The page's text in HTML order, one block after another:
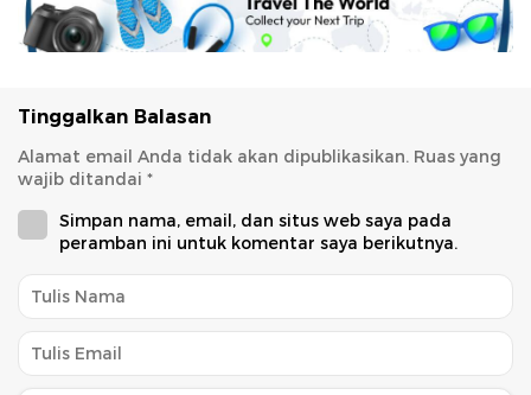
Tinggalkan Balasan
Alamat email Anda tidak akan dipublikasikan. Ruas yang
wajib ditandai *
Simpan nama, email, dan situs web saya pada
peramban ini untuk komentar saya berikutnya.